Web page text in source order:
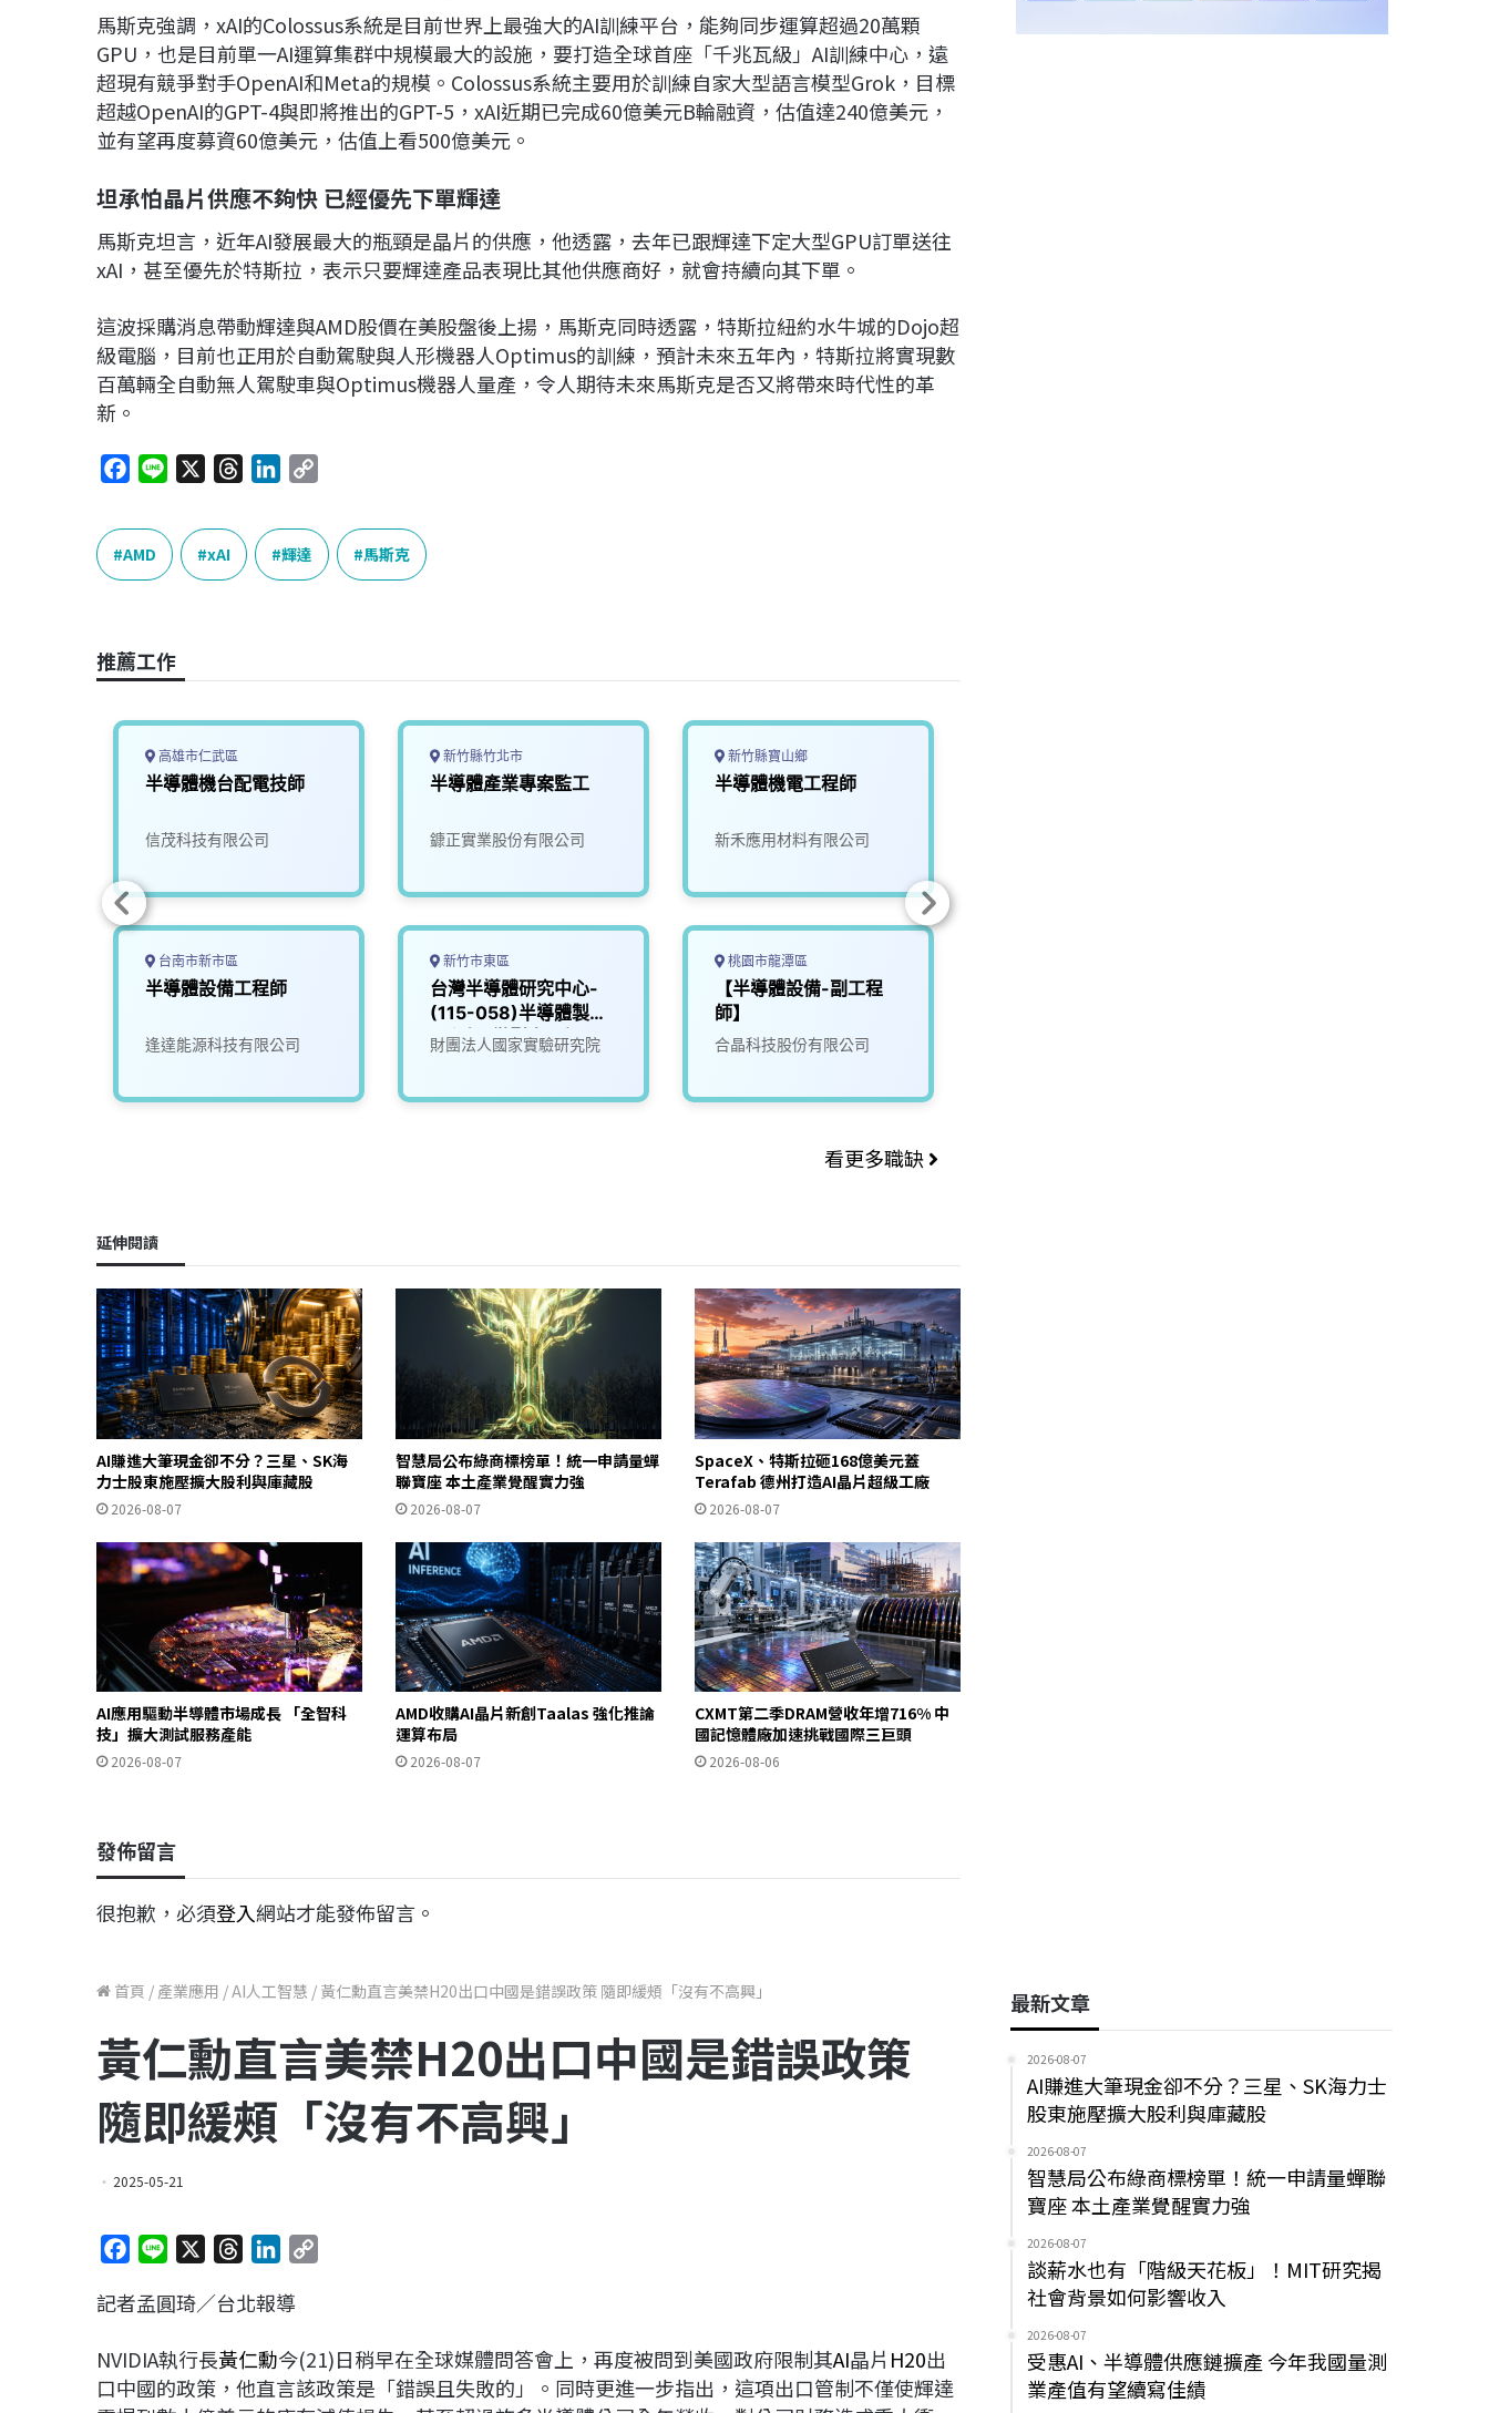
馬斯克強調，xAI的Colossus系統是目前世界上最強大的AI訓練平台，能夠同步運算超過20萬顆
GPU，也是目前單一AI運算集群中規模最大的設施，要打造全球首座「千兆瓦級」AI訓練中心，遠
超現有競爭對手OpenAI和Meta的規模。Colossus系統主要用於訓練自家大型語言模型Grok，目標
超越OpenAI的GPT-4與即將推出的GPT-5，xAI近期已完成60億美元B輪融資，估值達240億美元，
並有望再度募資60億美元，估值上看500億美元。
坦承怕晶片供應不夠快 已經優先下單輝達
馬斯克坦言，近年AI發展最大的瓶頸是晶片的供應，他透露，去年已跟輝達下定大型GPU訂單送往
xAI，甚至優先於特斯拉，表示只要輝達產品表現比其他供應商好，就會持續向其下單。
這波採購消息帶動輝達與AMD股價在美股盤後上揚，馬斯克同時透露，特斯拉紐約水牛城的Dojo超
級電腦，目前也正用於自動駕駛與人形機器人Optimus的訓練，預計未來五年內，特斯拉將實現數
百萬輛全自動無人駕駛車與Optimus機器人量產，令人期待未來馬斯克是否又將帶來時代性的革
新。
c
e
b
k
e
e
n
k
e
p
L
AMD xAI 輝達 馬斯克
推薦工作
高雄市仁武區
半導體機台配電技師
信茂科技有限公司
台南市新市區
半導體設備工程師
逢達能源科技有限公司
新竹縣竹北市
半導體產業專案監工
鏮正實業股份有限公司
新竹市東區
台灣半導體研究中心-
(115-058)半導體製程
工程師_微影光罩組
財團法人國家實驗研究院
新竹縣寶山鄉
半導體機電工程師
新禾應用材料有限公司
桃園市龍潭區
【半導體設備-副工程
師】
合晶科技股份有限公司
看更多職缺
延伸閱讀
AI賺進大筆現金卻不分？三星、SK海
力士股東施壓擴大股利與庫藏股
2026-08-07
智慧局公布綠商標榜單！統一申請量蟬
聯寶座 本土產業覺醒實力強
2026-08-07
SpaceX、特斯拉砸168億美元蓋
Terafab 德州打造AI晶片超級工廠
2026-08-07
AI應用驅動半導體市場成長 「全智科
技」擴大測試服務產能
2026-08-07
AMD收購AI晶片新創Taalas 強化推論
運算布局
2026-08-07
CXMT第二季DRAM營收年增716% 中
國記憶體廠加速挑戰國際三巨頭
2026-08-06
發佈留言
很抱歉，必須登入網站才能發佈留言。